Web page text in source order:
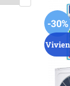
-30%